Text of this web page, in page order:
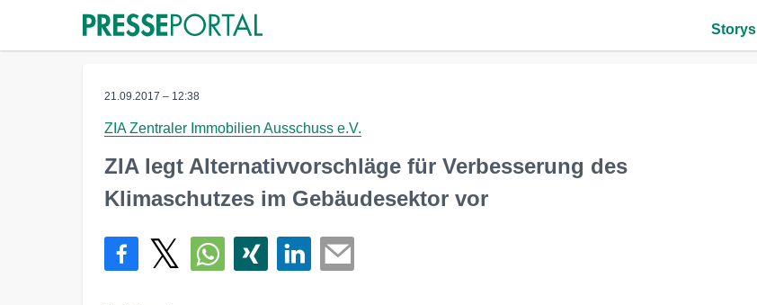
Storys
21.09.2017 – 12:38
ZIA Zentraler Immobilien Ausschuss e.V.
ZIA legt Alternativvorschläge für Verbesserung des
Klimaschutzes im Gebäudesektor vor